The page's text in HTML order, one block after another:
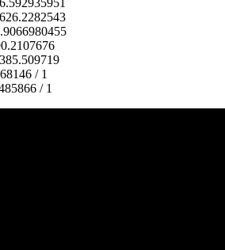
/ 1
/ 1